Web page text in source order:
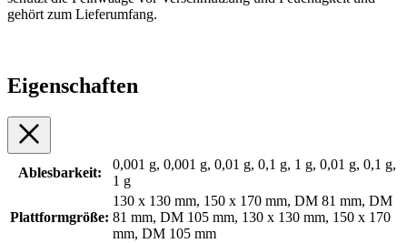
gehört zum Lieferumfang.
Eigenschaften
Ablesbarkeit:
0,001 g, 0,001 g, 0,01 g, 0,1 g, 1 g, 0,01 g, 0,1 g,
1 g
Plattformgröße:
130 x 130 mm, 150 x 170 mm, DM 81 mm, DM
81 mm, DM 105 mm, 130 x 130 mm, 150 x 170
mm, DM 105 mm